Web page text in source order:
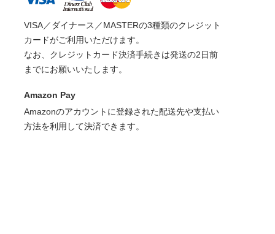
VISA／ダイナース／MASTERの3種類のクレジット
カードがご利用いただけます。
なお、クレジットカード決済手続きは発送の2日前
までにお願いいたします。
Amazon Pay
Amazonのアカウントに登録された配送先や支払い
方法を利用して決済できます。